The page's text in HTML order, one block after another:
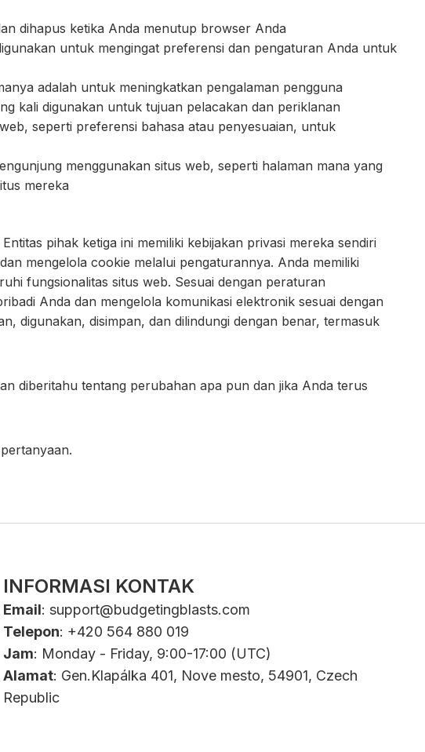
dihapus ketika Anda menutup browser Anda
untuk mengingat preferensi dan pengaturan Anda untuk
adalah untuk meningkatkan pengalaman pengguna
kali digunakan untuk tujuan pelacakan dan periklanan
seperti preferensi bahasa atau penyesuaian, untuk
menggunakan situs web, seperti halaman mana yang
mereka
pihak ketiga ini memiliki kebijakan privasi mereka sendiri
mengelola cookie melalui pengaturannya. Anda memiliki
fungsionalitas situs web. Sesuai dengan peraturan
Anda dan mengelola komunikasi elektronik sesuai dengan
digunakan, disimpan, dan dilindungi dengan benar, termasuk
diberitahu tentang perubahan apa pun dan jika Anda terus
INFORMASI KONTAK
Email: support@budgetingblasts.com
Telepon: +420 564 880 019
Jam: Monday - Friday, 9:00-17:00 (UTC)
Alamat: Gen.Klapálka 401, Nove mesto, 54901, Czech
Republic